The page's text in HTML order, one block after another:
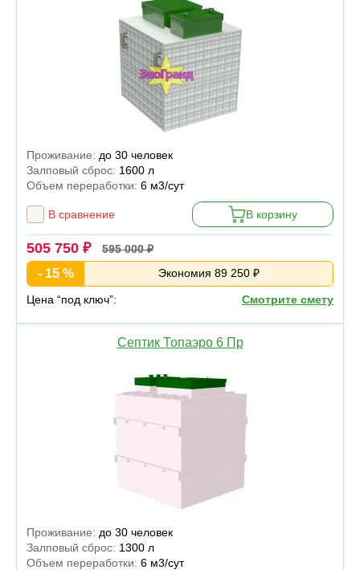
Проживание: до 30 человек
Залповый сброс: 1600 л
Объем переработки: 6 м3/сут
В сравнение В корзину
505 750 ₽ 595 000 ₽
- 15 % Экономия 89 250 ₽
Цена “под ключ”: Смотрите смету
Септик Топаэро 6 Пр
Проживание: до 30 человек
Залповый сброс: 1300 л
Объем переработки: 6 м3/сут